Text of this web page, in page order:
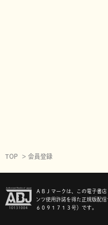
TOP 会員登録
ＡＢＪマークは、この電子書
ンツ使用許諾を得た正規版配
６０９１７１３号）です。